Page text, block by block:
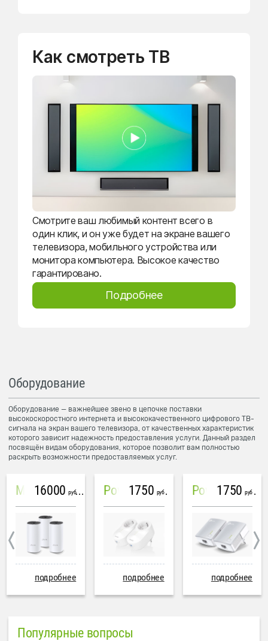
Как смотреть ТВ
Смотрите ваш любимый контент всего в
один клик, и он уже будет на экране вашего
телевизора, мобильного устройства или
монитора компьютера. Высокое качество
гарантировано.
Подробнее
Оборудование
Оборудование — важнейшее звено в цепочке поставки
высокоскоростного интернета и высококачественного цифрового ТВ-
сигнала на экран вашего телевизора, от качественных характеристик
которого зависит надежность предоставления услуги. Данный раздел
посвящён видам оборудования, которое позволит вам полностью
раскрыть возможности предоставляемых услуг.
Mesh система TP-Link Deco M4 (3 устройства)
16000 руб
подробнее
PowerLine Tenda PH6
1750 руб
подробнее
PowerLine TP-Link AV600
1750 руб
подробнее
Популярные вопросы